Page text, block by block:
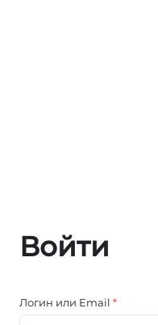
Войти
Логин или Email *